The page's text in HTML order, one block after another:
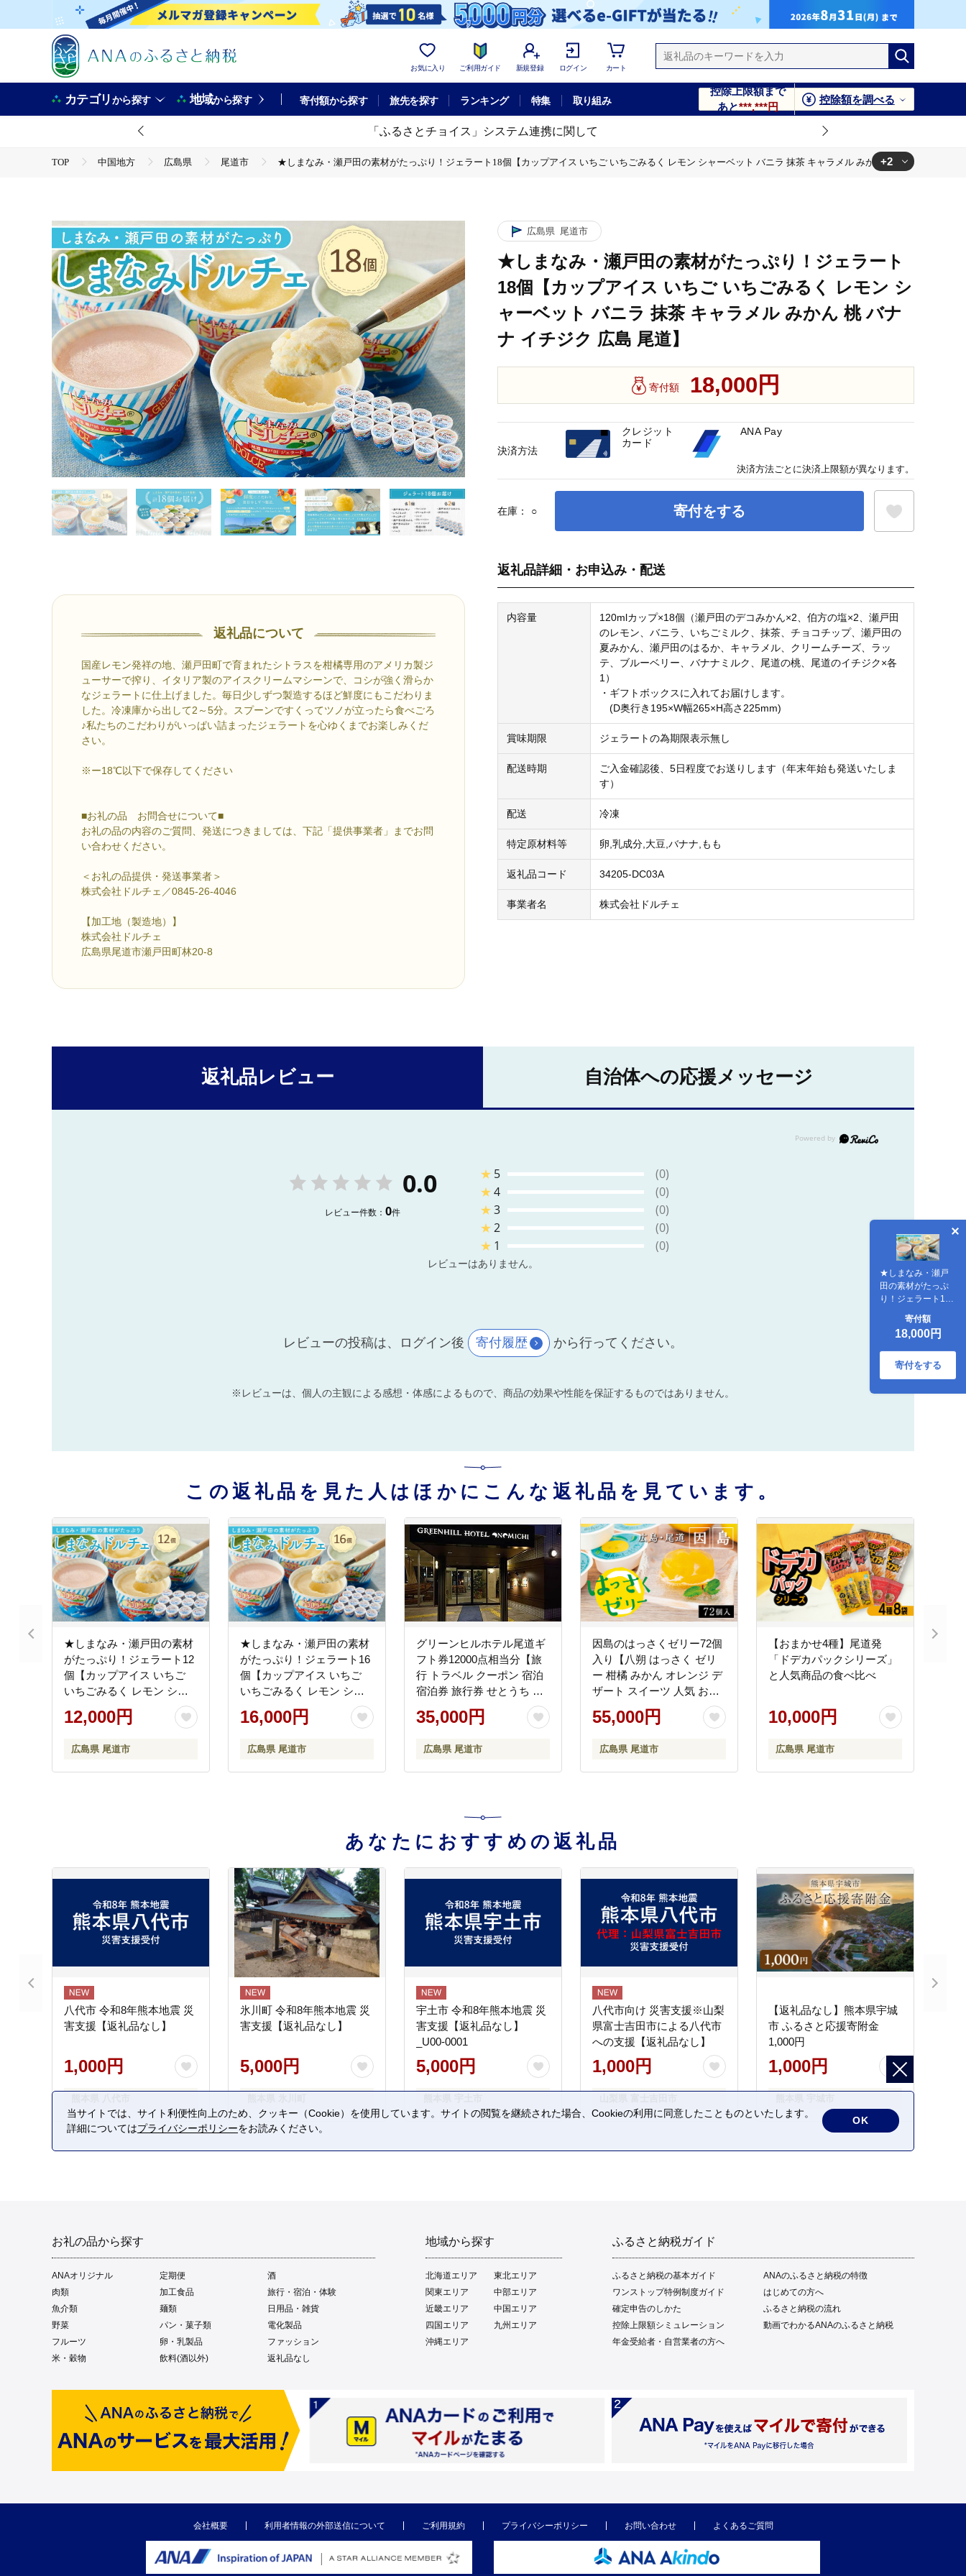
お気に入り ご利用ガイド 新規登録 ログイン カート
カテゴリから探す 地域から探す 寄付額から探す 旅先を探す ランキング 特集 取り組み
控除上限額まで
あと***,***円
控除額を調べる
「ふるさとチョイス」システム連携に関して
TOP 中国地方 広島県 尾道市
★しまなみ・瀬戸田の素材がたっぷり！ジェラート18個【カップアイス いちご いちごみるく レモン シャーベット バニラ 抹茶 キャラメル みかん 桃 バナナ イチジ
+2
返礼品について
国産レモン発祥の地、瀬戸田町で育まれたシトラスを柑橘専用のアメリカ製ジ
ューサーで搾り、イタリア製のアイスクリームマシーンで、コシが強く滑らか
なジェラートに仕上げました。毎日少しずつ製造するほど鮮度にもこだわりま
した。冷凍庫から出して2～5分。スプーンですくってツノが立ったら食べごろ
♪私たちのこだわりがいっぱい詰まったジェラートを心ゆくまでお楽しみくだ
さい。
※ー18℃以下で保存してください
■お礼の品 お問合せについて■
お礼の品の内容のご質問、発送につきましては、下記「提供事業者」までお問
い合わせください。
＜お礼の品提供・発送事業者＞
株式会社ドルチェ／0845-26-4046
【加工地（製造地）】
株式会社ドルチェ
広島県尾道市瀬戸田町林20-8
広島県 尾道市
★しまなみ・瀬戸田の素材がたっぷり！ジェラート
18個【カップアイス いちご いちごみるく レモン シ
ャーベット バニラ 抹茶 キャラメル みかん 桃 バナ
ナ イチジク 広島 尾道】
寄付額 18,000円
在庫： ○ 寄付をする
★しまなみ・瀬戸
田の素材がたっぷ
り！ジェラート18
個【カップアイス
いちご いちごみる
く レモン シャーベ
ット バニラ 抹茶 キ
ャラメル みかん 桃
バナナ イチジク 広
寄付額
18,000円
寄付をする
返礼品詳細・お申込み・配送
内容量
120mlカップ×18個（瀬戸田のデコみかん×2、伯方の塩×2、瀬戸田
のレモン、バニラ、いちごミルク、抹茶、チョコチップ、瀬戸田の
夏みかん、瀬戸田のはるか、キャラメル、クリームチーズ、ラッ
テ、ブルーベリー、バナナミルク、尾道の桃、尾道のイチジク×各
1）
・ギフトボックスに入れてお届けします。
(D奥行き195×W幅265×H高さ225mm)
賞味期限 ジェラートの為期限表示無し
配送時期
ご入金確認後、5日程度でお送りします（年末年始も発送いたしま
す）
配送 冷凍
特定原材料等 卵,乳成分,大豆,バナナ,もも
返礼品コード 34205-DC03A
事業者名 株式会社ドルチェ
決済方法
クレジット
カード
ANA Pay
決済方法ごとに決済上限額が異なります。
返礼品レビュー 自治体への応援メッセージ
0.0
レビュー件数： 0件
★ 5
(0)
★4
(0)
★3
(0)
★2
(0)
★ 1 (0)
レビューはありません。
レビューの投稿は、ログイン後 寄付履歴 から行ってください。
※レビューは、個人の主観による感想・体感によるもので、商品の効果や性能を保証するものではありません。
この返礼品を見た人はほかにこんな返礼品を見ています。
★しまなみ・瀬戸田の素材
がたっぷり！ジェラート12
個【カップアイス いちご
いちごみるく レモン シャ
ーベット バニラ 抹茶 キャ
ラメル みかん 桃 バナナ イ
12,000円
広島県 尾道市
★しまなみ・瀬戸田の素材
がたっぷり！ジェラート16
個【カップアイス いちご
いちごみるく レモン シャ
ーベット バニラ 抹茶 キャ
ラメル みかん 桃 バナナ イ
16,000円
広島県 尾道市
グリーンヒルホテル尾道ギ
フト券12000点相当分【旅
行 トラベル クーポン 宿泊
宿泊券 旅行券 せとうち 瀬
戸内 広島県 尾道】
35,000円
広島県 尾道市
因島のはっさくゼリー72個
入り【八朔 はっさく ゼリ
ー 柑橘 みかん オレンジ デ
ザート スイーツ 人気 おす
すめ 広島県 尾道市】
55,000円
広島県 尾道市
【おまかせ4種】尾道発
「ドデカパックシリーズ」
と人気商品の食べ比べ
10,000円
広島県 尾道市
あなたにおすすめの返礼品
八代市 令和8年熊本地震 災
害支援【返礼品なし】
1,000円
氷川町 令和8年熊本地震 災
害支援【返礼品なし】
5,000円
宇土市 令和8年熊本地震 災
害支援【返礼品なし】
_U00-0001
5,000円
八代市向け 災害支援※山梨
県富士吉田市による八代市
への支援【返礼品なし】
1,000円
【返礼品なし】熊本県宇城
市 ふるさと応援寄附金
1,000円
1,000円
お礼の品から探す
ANAオリジナル 定期便
酒
肉類
加工食品
旅行・宿泊・体験
魚介類
麺類
日用品・雑貨
野菜
パン・菓子類
電化製品
フルーツ
卵・乳製品
ファッション
米・穀物
飲料(酒以外) 返礼品なし
地域から探す
北海道エリア
東北エリア
関東エリア
中部エリア
近畿エリア
中国エリア
四国エリア
九州エリア
沖縄エリア
ふるさと納税ガイド
ふるさと納税の基本ガイド
ANAのふるさと納税の特徴
ワンストップ特例制度ガイド
はじめての方へ
確定申告のしかた
ふるさと納税の流れ
控除上限額シミュレーション
動画でわかるANAのふるさと納税
年金受給者・自営業者の方へ
会社概要 利用者情報の外部送信について ご利用規約 プライバシーポリシー お問い合わせ よくあるご質問
当サイトでは、サイト利便性向上のため、クッキー（Cookie）を使用しています。サイトの閲覧を継続された場合、Cookieの利用に同意したことものといたします。
詳細についてはプライバシーポリシーをお読みください。
OK